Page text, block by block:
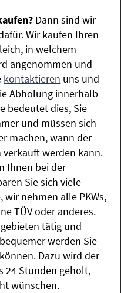
Dann sind wir
Wir kaufen Ihren
in welchem
angenommen und
kontaktieren uns und
Abholung innerhalb
bedeutet dies, Sie
und müssen sich
machen, wann der
werden kann.
Ihnen bei der
Sie sich viele
nehmen alle PKWs,
TÜV oder anderes.
tätig und
werden Sie
Dazu wird der
24 Stunden geholt,
wünschen.